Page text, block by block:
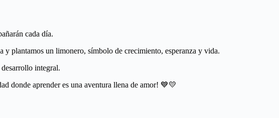
cada día.
y plantamos un limonero, símbolo de crecimiento, esperanza y vida.
integral.
donde aprender es una aventura llena de amor! 💙💛